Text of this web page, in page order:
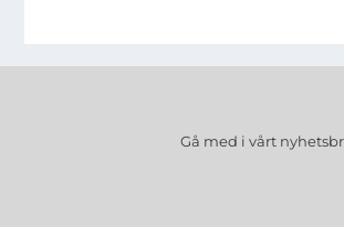
Gå med i vårt